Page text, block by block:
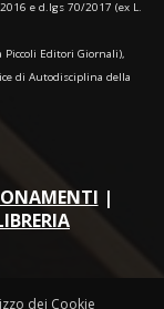
e d.lgs 70/2017 (ex L.
Piccoli Editori Giornali),
di Autodisciplina della
|
dei Cookie